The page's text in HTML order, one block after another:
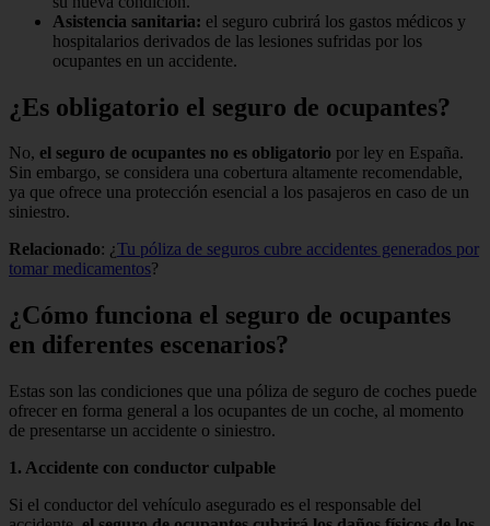
Asistencia sanitaria: el seguro cubrirá los gastos médicos y
hospitalarios derivados de las lesiones sufridas por los
ocupantes en un accidente.
¿Es obligatorio el seguro de ocupantes?
No, el seguro de ocupantes no es obligatorio por ley en España.
Sin embargo, se considera una cobertura altamente recomendable,
ya que ofrece una protección esencial a los pasajeros en caso de un
siniestro.
Relacionado: ¿Tu póliza de seguros cubre accidentes generados por
tomar medicamentos?
¿Cómo funciona el seguro de ocupantes
en diferentes escenarios?
Estas son las condiciones que una póliza de seguro de coches puede
ofrecer en forma general a los ocupantes de un coche, al momento
de presentarse un accidente o siniestro.
1. Accidente con conductor culpable
Si el conductor del vehículo asegurado es el responsable del